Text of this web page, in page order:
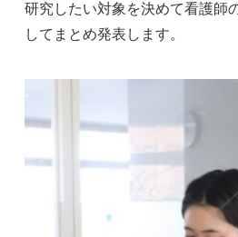
研究したい対象を決めて看護師
してまとめ発表します。